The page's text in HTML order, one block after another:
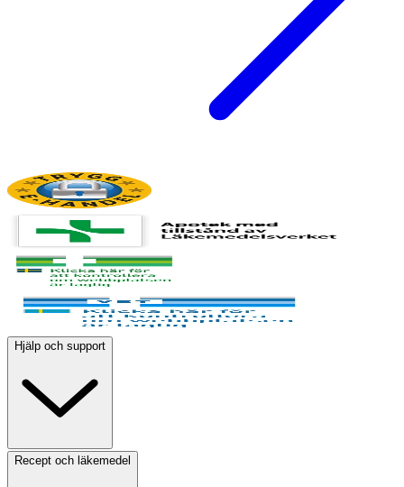
Hjälp och support
Recept och läkemedel